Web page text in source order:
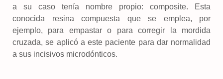
a su caso tenía nombre propio: composite. Esta
conocida resina compuesta que se emplea, por
ejemplo, para empastar o para corregir la mordida
cruzada, se aplicó a este paciente para dar normalidad
a sus incisivos microdónticos.